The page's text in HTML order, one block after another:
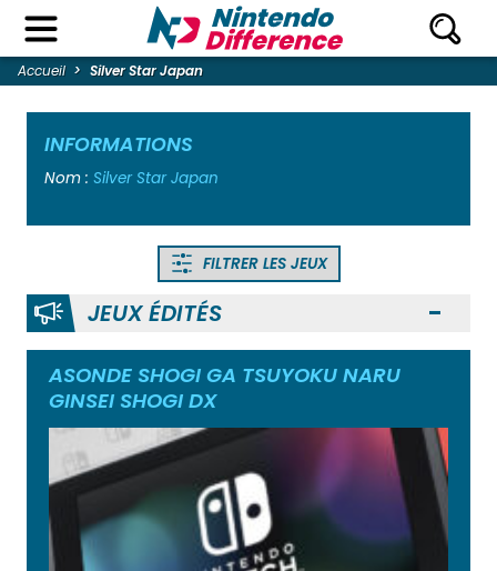
Accueil Silver Star Japan
INFORMATIONS
Nom : Silver Star Japan
FILTRER LES JEUX
JEUX ÉDITÉS
ASONDE SHOGI GA TSUYOKU NARU
GINSEI SHOGI DX